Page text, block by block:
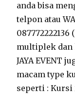
anda bisa
telpon atau
multiplek dan
JAYA EVENT
macam type
seperti :